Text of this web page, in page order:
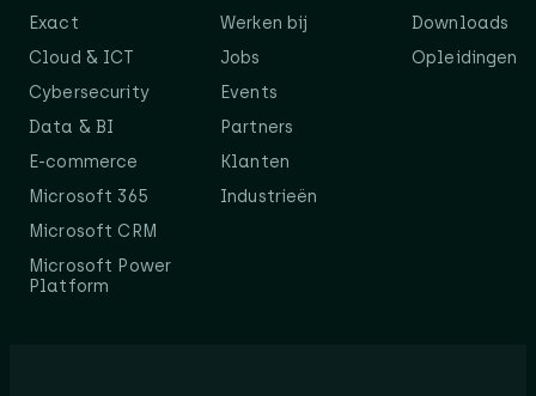
Exact
Cloud & ICT
Cybersecurity
Data & BI
E-commerce
Microsoft 365
Microsoft CRM
Microsoft Power
Platform
Werken bij
Jobs
Events
Partners
Klanten
Industrieën
Downloads
Opleidingen